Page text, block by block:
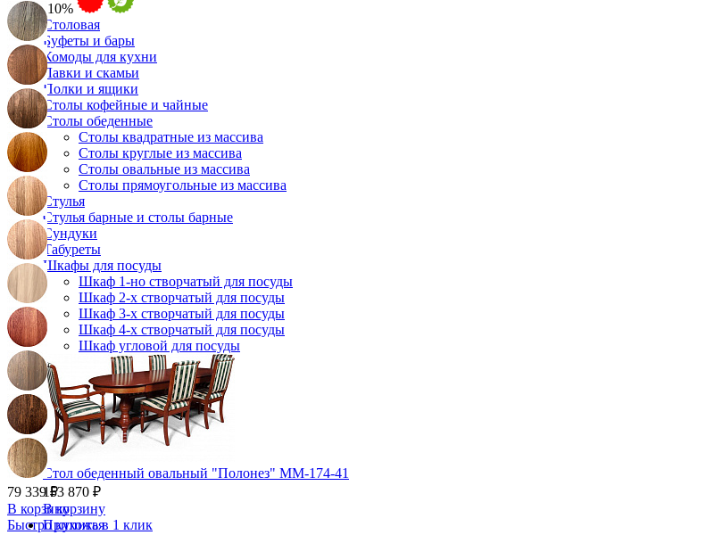
-10%
Столовая
Буфеты и бары
Комоды для кухни
Лавки и скамьи
Полки и ящики
Столы кофейные и чайные
Столы обеденные
Столы квадратные из массива
Столы круглые из массива
Столы овальные из массива
Столы прямоугольные из массива
Стулья
Стулья барные и столы барные
Сундуки
Табуреты
Шкафы для посуды
Шкаф 1-но створчатый для посуды
Шкаф 2-х створчатый для посуды
Шкаф 3-х створчатый для посуды
Шкаф 4-х створчатый для посуды
Шкаф угловой для посуды
Стол обеденный овальный "Полонез" ММ-174-41
153 870 ₽
В корзину
Прихожая
79 339 ₽
В корзину
Быстро купить в 1 клик